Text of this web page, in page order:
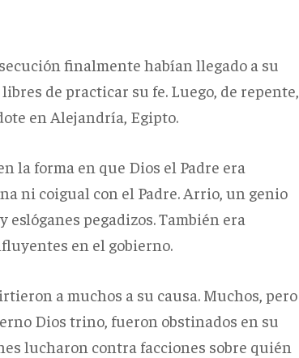
finalmente habían llegado a su
de practicar su fe. Luego, de repente,
en Alejandría, Egipto.
la forma en que Dios el Padre era
ni coigual con el Padre. Arrio, un genio
pegadizos. También era
en el gobierno.
a muchos a su causa. Muchos, pero
Dios trino, fueron obstinados en su
lucharon contra facciones sobre quién